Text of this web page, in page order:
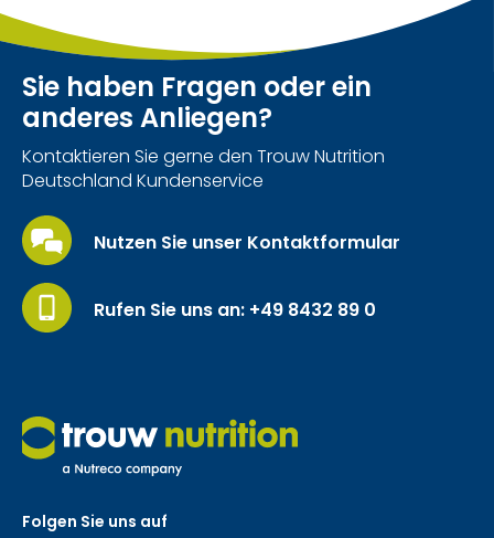
Sie haben Fragen oder ein
anderes Anliegen?
Kontaktieren Sie gerne den Trouw Nutrition
Deutschland Kundenservice
Nutzen Sie unser Kontaktformular
Rufen Sie uns an: +49 8432 89 0
Folgen Sie uns auf